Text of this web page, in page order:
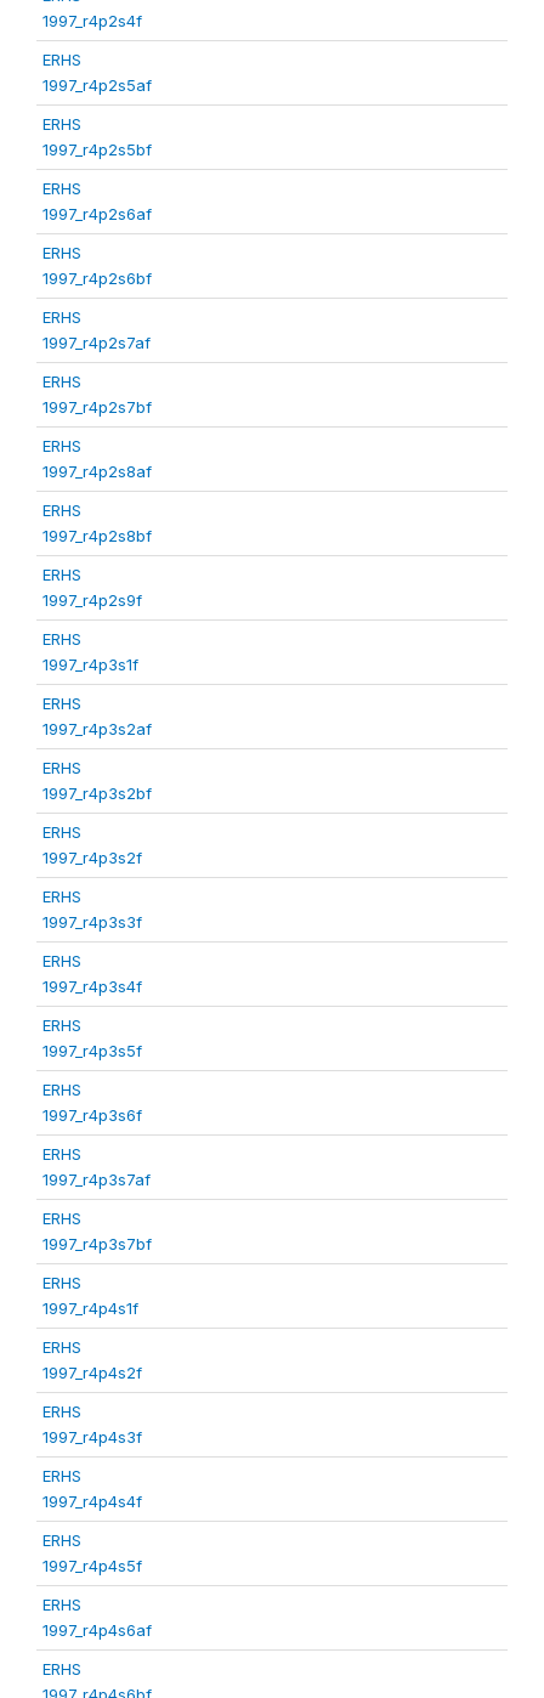
1997_r4p2s4f
ERHS
1997_r4p2s5af
ERHS
1997_r4p2s5bf
ERHS
1997_r4p2s6af
ERHS
1997_r4p2s6bf
ERHS
1997_r4p2s7af
ERHS
1997_r4p2s7bf
ERHS
1997_r4p2s8af
ERHS
1997_r4p2s8bf
ERHS
1997_r4p2s9f
ERHS
1997_r4p3s1f
ERHS
1997_r4p3s2af
ERHS
1997_r4p3s2bf
ERHS
1997_r4p3s2f
ERHS
1997_r4p3s3f
ERHS
1997_r4p3s4f
ERHS
1997_r4p3s5f
ERHS
1997_r4p3s6f
ERHS
1997_r4p3s7af
ERHS
1997_r4p3s7bf
ERHS
1997_r4p4s1f
ERHS
1997_r4p4s2f
ERHS
1997_r4p4s3f
ERHS
1997_r4p4s4f
ERHS
1997_r4p4s5f
ERHS
1997_r4p4s6af
ERHS
1997_r4p4s6bf